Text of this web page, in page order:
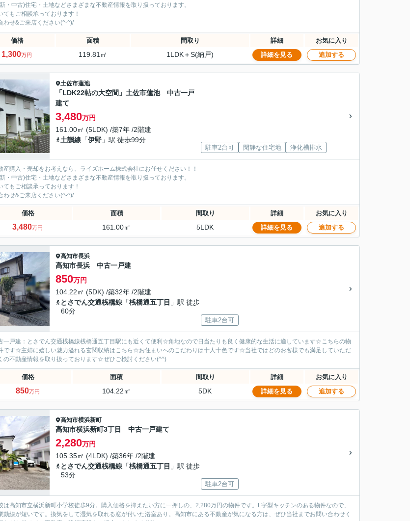
・中古)住宅・土地などさまざまな不動産情報を取り扱っております。
てもご相談承っております！
わせ&ご来店ください‍(^-^)/
価格 面積 間取り 詳細 お気に入り
1,300万円 119.81㎡ 1LDK＋S(納戸) 詳細を見る 追加する
土佐市蓮池
「LDK22帖の大空間」土佐市蓮池 中古一戸
建て
3,480万円
161.00㎡ (5LDK) /築7年 /2階建
土讃線 「伊野 」駅 徒歩99分
駐車2台可 閑静な住宅地 浄化槽排水
産購入・売却をお考えなら、ライズホーム株式会社にお任せください！！
・中古)住宅・土地などさまざまな不動産情報を取り扱っております。
てもご相談承っております！
わせ&ご来店ください‍(^-^)/
価格 面積 間取り 詳細 お気に入り
3,480万円 161.00㎡ 5LDK 詳細を見る 追加する
高知市長浜
高知市長浜 中古一戸建
850万円
104.22㎡ (5DK) /築32年 /2階建
とさでん交通桟橋線 「桟橋通五丁目 」駅 徒歩
60分
駐車2台可
戸建：とさでん交通桟橋線桟橋通五丁目駅にも近くて便利☆角地なので日当たりも良く健康的な生活に適しています☆こちらの物
です☆主婦に嬉しい魅力溢れる玄関収納はこちら☆お住まいへのこだわりは十人十色です☆当社ではどのお客様でも満足していただ
の不動産情報を取り扱っております☆ぜひご検討ください(^^)
価格 面積 間取り 詳細 お気に入り
850万円 104.22㎡ 5DK 詳細を見る 追加する
高知市横浜新町
高知市横浜新町3丁目 中古一戸建て
2,280万円
105.35㎡ (4LDK) /築36年 /2階建
とさでん交通桟橋線 「桟橋通五丁目 」駅 徒歩
53分
駐車2台可
は高知市立横浜新町小学校徒歩9分。購入価格を抑えたい方に一押しの、2,280万円の物件です。L字型キッチンのある物件なので、
動線が短いです。換気をして湿気を取れる窓が付いた浴室あり。高知市にある不動産が気になる方は、ぜひ当社までお問い合わせく